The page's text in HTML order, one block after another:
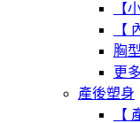
【
【
胸
更
產後塑身
【